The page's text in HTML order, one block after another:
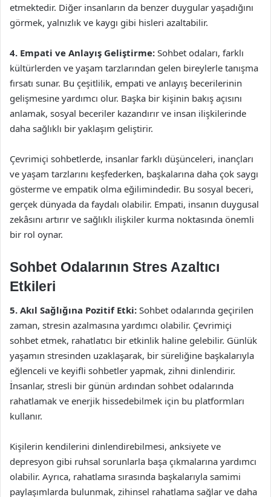
etmektedir. Diğer insanların da benzer duygular yaşadığını
görmek, yalnızlık ve kaygı gibi hisleri azaltabilir.
4. Empati ve Anlayış Geliştirme: Sohbet odaları, farklı
kültürlerden ve yaşam tarzlarından gelen bireylerle tanışma
fırsatı sunar. Bu çeşitlilik, empati ve anlayış becerilerinin
gelişmesine yardımcı olur. Başka bir kişinin bakış açısını
anlamak, sosyal beceriler kazandırır ve insan ilişkilerinde
daha sağlıklı bir yaklaşım geliştirir.
Çevrimiçi sohbetlerde, insanlar farklı düşünceleri, inançları
ve yaşam tarzlarını keşfederken, başkalarına daha çok saygı
gösterme ve empatik olma eğilimindedir. Bu sosyal beceri,
gerçek dünyada da faydalı olabilir. Empati, insanın duygusal
zekâsını artırır ve sağlıklı ilişkiler kurma noktasında önemli
bir rol oynar.
Sohbet Odalarının Stres Azaltıcı
Etkileri
5. Akıl Sağlığına Pozitif Etki: Sohbet odalarında geçirilen
zaman, stresin azalmasına yardımcı olabilir. Çevrimiçi
sohbet etmek, rahatlatıcı bir etkinlik haline gelebilir. Günlük
yaşamın stresinden uzaklaşarak, bir süreliğine başkalarıyla
eğlenceli ve keyifli sohbetler yapmak, zihni dinlendirir.
İnsanlar, stresli bir günün ardından sohbet odalarında
rahatlamak ve enerjik hissedebilmek için bu platformları
kullanır.
Kişilerin kendilerini dinlendirebilmesi, anksiyete ve
depresyon gibi ruhsal sorunlarla başa çıkmalarına yardımcı
olabilir. Ayrıca, rahatlama sırasında başkalarıyla samimi
paylaşımlarda bulunmak, zihinsel rahatlama sağlar ve daha